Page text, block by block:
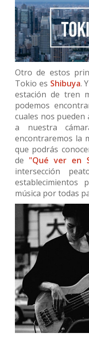
Otro de estos
Tokio es Shibuya.
estación de tren
podemos
cuales nos pueden
a nuestra
encontraremos la
que podrás
de "Qué ver en
intersección
establecimientos
música por todas